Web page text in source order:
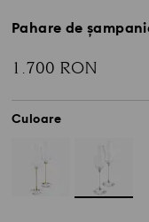
Pahare de
1.700 RON
Culoare